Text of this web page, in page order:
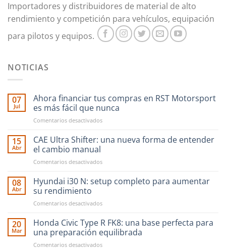
página
de
producto
página
de
producto
Importadores y distribuidores de material de alto
rendimiento y competición para vehículos, equipación
para pilotos y equipos.
NOTICIAS
07
Jul
Ahora financiar tus compras en RST Motorsport
es más fácil que nunca
Comentarios desactivadosen
financiar
en
Motorsport
fácil
nunca
15
Abr
CAE Ultra Shifter: una nueva forma de entender
el cambio manual
Comentarios desactivadosen
Ultra
Shifter:
nueva
de
entender
cambio
08
Abr
Hyundai i30 N: setup completo para aumentar
su rendimiento
Comentarios desactivadosen
i30
setup
completo
20
Mar
Honda Civic Type R FK8: una base perfecta para
una preparación equilibrada
Comentarios desactivadosen